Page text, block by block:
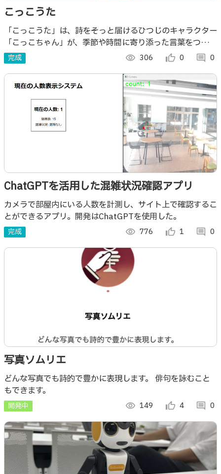
こっこうた
「こっこうた」は、詩をそっと届けるひつじのキャラクター
「こっこちゃん」が、季節や時間に寄り添った言葉をつぶや
く、ちいさな詩のアプリです。
完成 visibility 306 thumb_up_alt 0 comment 0
ChatGPTを活用した混雑状況確認アプリ
カメラで部屋内にいる人数を計測し、サイト上で確認するこ
とができるアプリ。開発はChatGPTを使用した。
完成 visibility 776 thumb_up_alt 1 comment 0
写真ソムリエ
どんな写真でも詩的で豊かに表現します。 俳句を詠むこと
もできます。
開発中 visibility 149 thumb_up_alt 4 comment 0